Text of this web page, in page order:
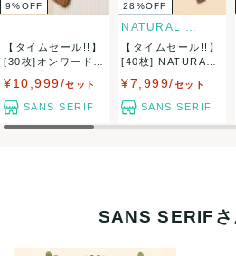
アイテムやサイズや季節感の指定は
商品は基本的に色々なサイズやオー
混合しているまとめ売りです。内容
9%OFF
【タイムセール!!】
[30枚]オンワード樫
¥10,999/セット
SANS SERIF
28 %OFF
【タイムセール!!】
[40枚] NATURAL
¥7,999/セット
SANS SERIF
SANS SERIFさ